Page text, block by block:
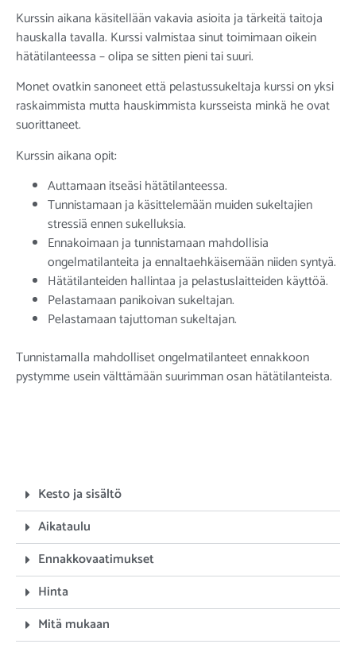
Kurssin aikana käsitellään vakavia asioita ja tärkeitä taitoja
hauskalla tavalla. Kurssi valmistaa sinut toimimaan oikein
hätätilanteessa – olipa se sitten pieni tai suuri.
Monet ovatkin sanoneet että pelastussukeltaja kurssi on yksi
raskaimmista mutta hauskimmista kursseista minkä he ovat
suorittaneet.
Kurssin aikana opit:
Auttamaan itseäsi hätätilanteessa.
Tunnistamaan ja käsittelemään muiden sukeltajien
stressiä ennen sukelluksia.
Ennakoimaan ja tunnistamaan mahdollisia
ongelmatilanteita ja ennaltaehkäisemään niiden syntyä.
Hätätilanteiden hallintaa ja pelastuslaitteiden käyttöä.
Pelastamaan panikoivan sukeltajan.
Pelastamaan tajuttoman sukeltajan.
Tunnistamalla mahdolliset ongelmatilanteet ennakkoon
pystymme usein välttämään suurimman osan hätätilanteista.
Kesto ja sisältö
Aikataulu
Ennakkovaatimukset
Hinta
Mitä mukaan